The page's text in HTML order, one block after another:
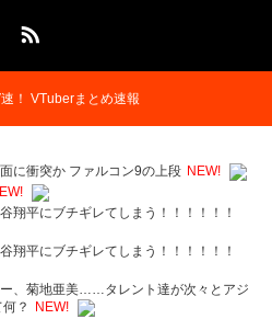
！ VTuberまとめ速報
に衝突か ファルコン9の上段 NEW!
翔平にブチギレてしまう！！！！！！
翔平にブチギレてしまう！！！！！！
ー、菊地亜美……タレント達が次々とアジ
？
NEW!